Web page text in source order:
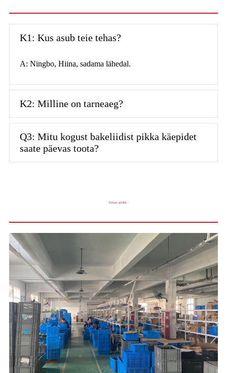
K1: Kus asub teie tehas?
A: Ningbo, Hiina, sadama lähedal.
K2: Milline on tarneaeg?
Q3: Mitu kogust bakeliidist pikka käepidet
saate päevas toota?
Tehase pildid